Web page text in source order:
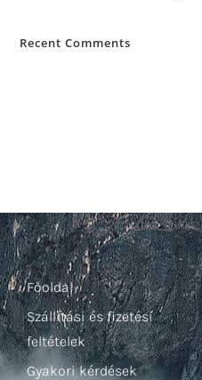
Recent Comments
Főoldal
Szállítási és fizetési
feltételek
Gyakori kérdések